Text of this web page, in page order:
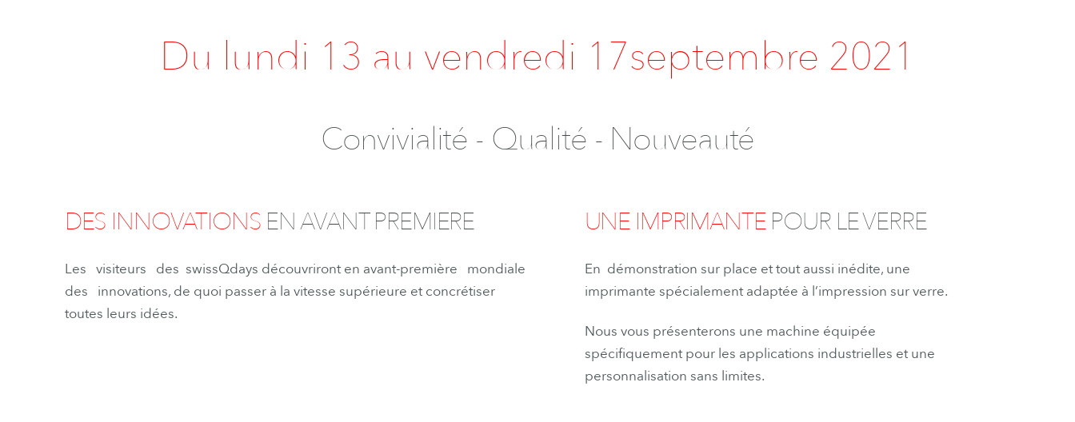
Du lundi 13 au vendredi 17septembre 2021
Convivialité - Qualité - Nouveauté
DES INNOVATIONS EN AVANT PREMIERE
Les visiteurs des swissQdays découvriront en avant-première mondiale
des innovations, de quoi passer à la vitesse supérieure et concrétiser
toutes leurs idées.
UNE IMPRIMANTE POUR LE VERRE
En démonstration sur place et tout aussi inédite, une
imprimante spécialement adaptée à l’impression sur verre.
Nous vous présenterons une machine équipée
spécifiquement pour les applications industrielles et une
personnalisation sans limites.